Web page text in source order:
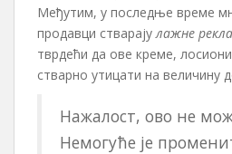
Међутим, у последње време
продавци стварају лажне
тврдећи да ове креме,
стварно утицати на величину
Нажалост, ово не
Немогуће је